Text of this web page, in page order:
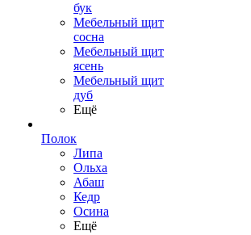
бук
Мебельный щит
сосна
Мебельный щит
ясень
Мебельный щит
дуб
Ещё
Полок
Липа
Ольха
Абаш
Кедр
Осина
Ещё